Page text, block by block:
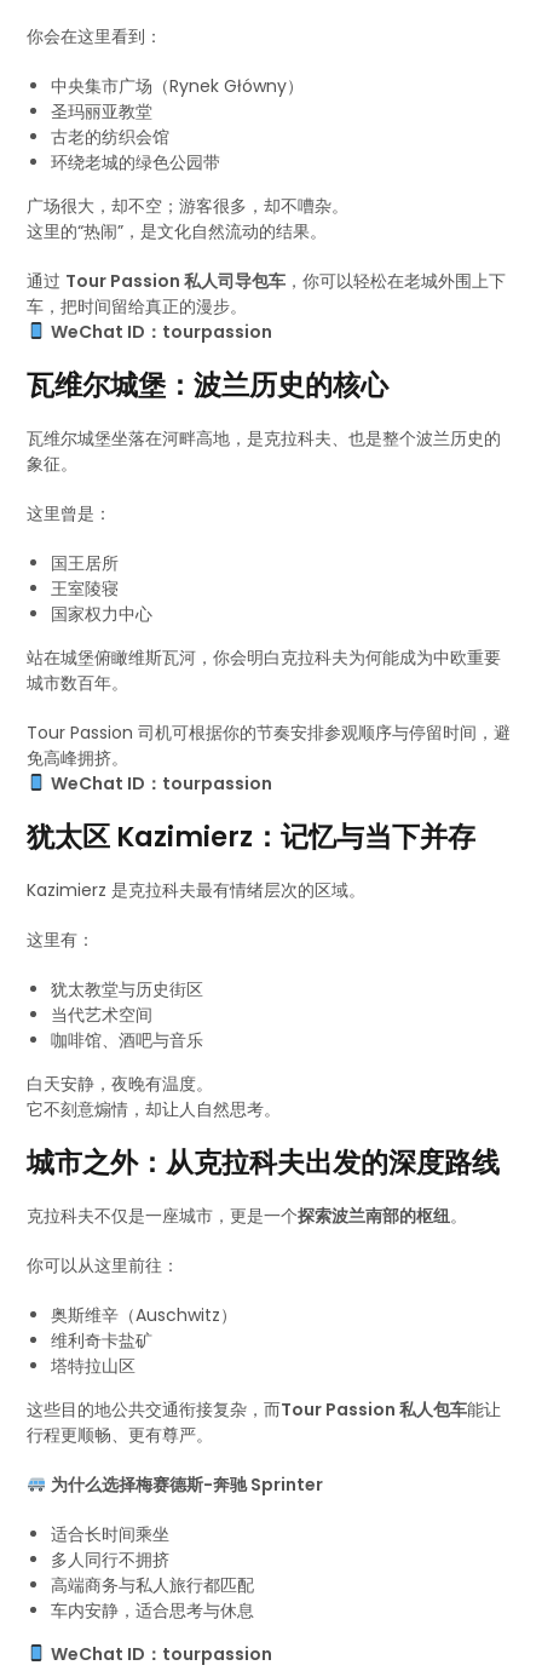
你会在这里看到：
中央集市广场（Rynek Główny）
圣玛丽亚教堂
古老的纺织会馆
环绕老城的绿色公园带
广场很大，却不空；游客很多，却不嘈杂。
这里的“热闹”，是文化自然流动的结果。
通过 Tour Passion 私人司导包车 ，你可以轻松在老城外围上下
车，把时间留给真正的漫步。
WeChat ID：tourpassion
瓦维尔城堡：波兰历史的核心
瓦维尔城堡坐落在河畔高地，是克拉科夫、也是整个波兰历史的
象征。
这里曾是：
国王居所
王室陵寝
国家权力中心
站在城堡俯瞰维斯瓦河，你会明白克拉科夫为何能成为中欧重要
城市数百年。
Tour Passion 司机可根据你的节奏安排参观顺序与停留时间，避
免高峰拥挤。
WeChat ID：tourpassion
犹太区 Kazimierz：记忆与当下并存
Kazimierz 是克拉科夫最有情绪层次的区域。
这里有：
犹太教堂与历史街区
当代艺术空间
咖啡馆、酒吧与音乐
白天安静，夜晚有温度。
它不刻意煽情，却让人自然思考。
城市之外：从克拉科夫出发的深度路线
克拉科夫不仅是一座城市，更是一个探索波兰南部的枢纽。
你可以从这里前往：
奥斯维辛（Auschwitz）
维利奇卡盐矿
塔特拉山区
这些目的地公共交通衔接复杂，而Tour Passion 私人包车能让
行程更顺畅、更有尊严。
为什么选择梅赛德斯-奔驰 Sprinter
适合长时间乘坐
多人同行不拥挤
高端商务与私人旅行都匹配
车内安静，适合思考与休息
WeChat ID：tourpassion